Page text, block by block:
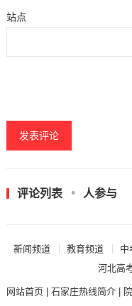
站点
评论列表 人参与
新闻频道 教育频道 中
河北高
网站首页| 石家庄热线简介|